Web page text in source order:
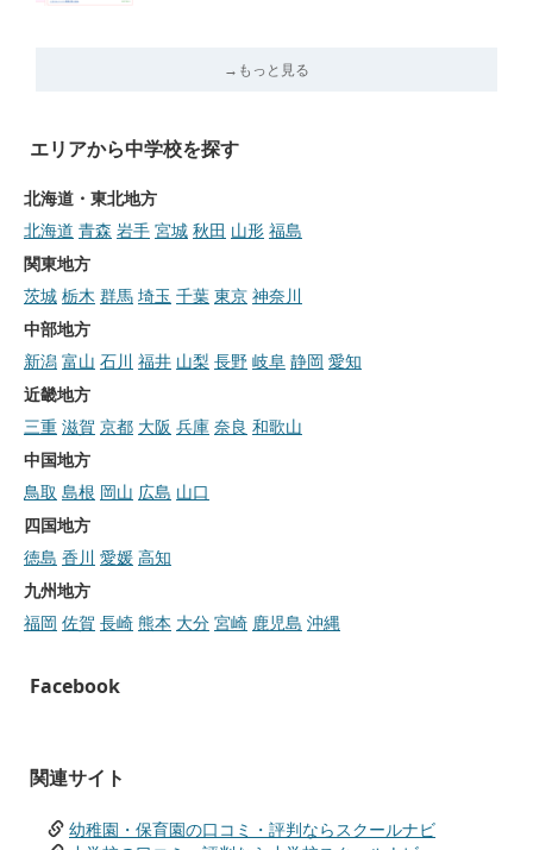
→もっと見る
エリアから中学校を探す
北海道・東北地方
北海道 青森 岩手 宮城 秋田 山形 福島
関東地方
茨城 栃木 群馬 埼玉 千葉 東京 神奈川
中部地方
新潟 富山 石川 福井 山梨 長野 岐阜 静岡 愛知
近畿地方
三重 滋賀 京都 大阪 兵庫 奈良 和歌山
中国地方
鳥取 島根 岡山 広島 山口
四国地方
徳島 香川 愛媛 高知
九州地方
福岡 佐賀 長崎 熊本 大分 宮崎 鹿児島 沖縄
Facebook
関連サイト
幼稚園・保育園の口コミ・評判ならスクールナビ